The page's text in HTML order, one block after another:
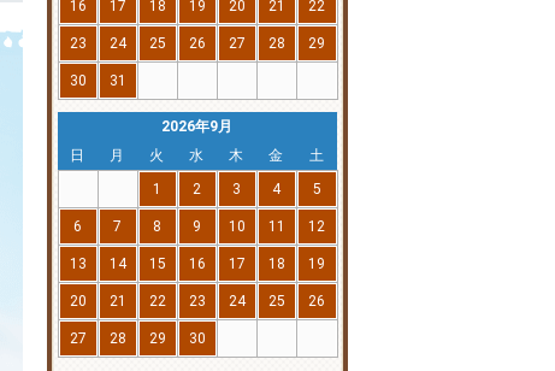
16 17 18 19 20 21 22
23 24 25 26 27 28 29
30 31
2026年9月
日
月 火 水 木 金
土
1
2 3 4 5
6 7 8 9 10 11 12
13 14 15 16 17 18 19
20 21 22 23 24 25 26
27 28 29 30